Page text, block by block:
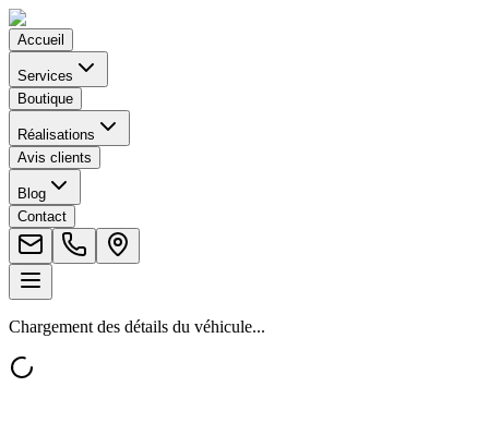
Accueil
Services
Boutique
Réalisations
Avis clients
Blog
Contact
Chargement des détails du véhicule...